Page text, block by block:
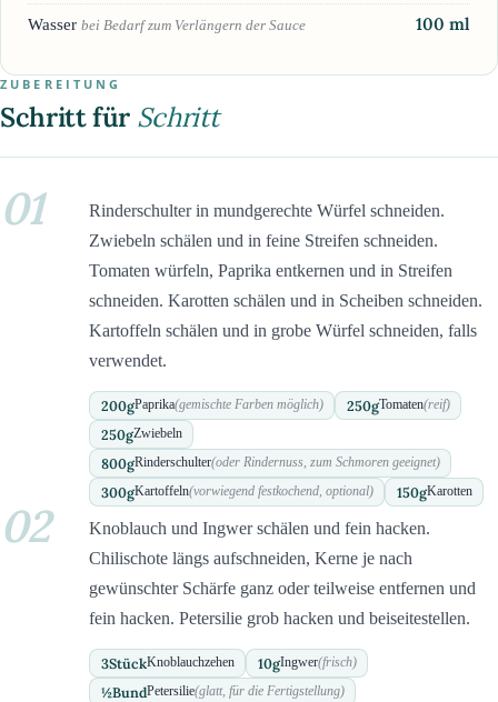
Wasser bei Bedarf zum Verlängern der Sauce 100 ml
ZUBEREITUNG
Schritt für Schritt
01
Rinderschulter in mundgerechte Würfel schneiden.
Zwiebeln schälen und in feine Streifen schneiden.
Tomaten würfeln, Paprika entkernen und in Streifen
schneiden. Karotten schälen und in Scheiben schneiden.
Kartoffeln schälen und in grobe Würfel schneiden, falls
verwendet.
200gPaprika(gemischte Farben möglich) 250gTomaten(reif)
250gZwiebeln
800gRinderschulter(oder Rindernuss, zum Schmoren geeignet)
300gKartoffeln(vorwiegend festkochend, optional) 150gKarotten
02
Knoblauch und Ingwer schälen und fein hacken.
Chilischote längs aufschneiden, Kerne je nach
gewünschter Schärfe ganz oder teilweise entfernen und
fein hacken. Petersilie grob hacken und beiseitestellen.
3StückKnoblauchzehen 10gIngwer(frisch)
½BundPetersilie(glatt, für die Fertigstellung)